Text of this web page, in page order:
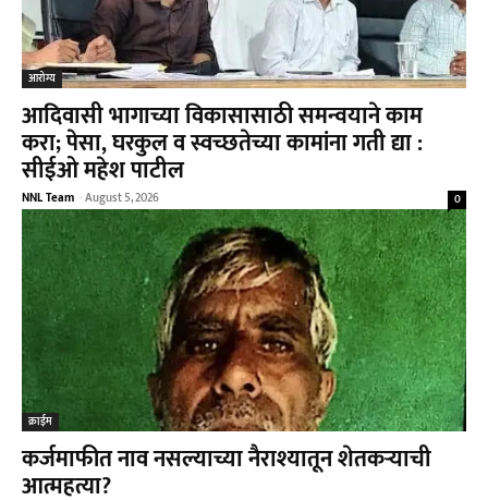
आरोग्य
आदिवासी भागाच्या विकासासाठी समन्वयाने काम
करा; पेसा, घरकुल व स्वच्छतेच्या कामांना गती द्या :
सीईओ महेश पाटील
NNL Team -August 5, 2026 0
क्राईम
कर्जमाफीत नाव नसल्याच्या नैराश्यातून शेतकऱ्याची
आत्महत्या?